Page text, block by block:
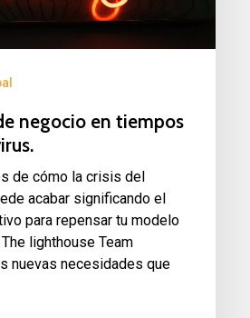
negocio en tiempos
de cómo la crisis del
acabar significando el
para repensar tu modelo
lighthouse Team
nuevas necesidades que